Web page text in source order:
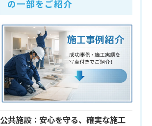
の一部をご紹介
公共施設：安心を守る、確実な施工